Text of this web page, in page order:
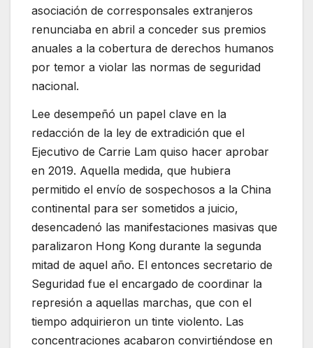
asociación de corresponsales extranjeros
renunciaba en abril a conceder sus premios
anuales a la cobertura de derechos humanos
por temor a violar las normas de seguridad
nacional.
Lee desempeñó un papel clave en la
redacción de la ley de extradición que el
Ejecutivo de Carrie Lam quiso hacer aprobar
en 2019. Aquella medida, que hubiera
permitido el envío de sospechosos a la China
continental para ser sometidos a juicio,
desencadenó las manifestaciones masivas que
paralizaron Hong Kong durante la segunda
mitad de aquel año. El entonces secretario de
Seguridad fue el encargado de coordinar la
represión a aquellas marchas, que con el
tiempo adquirieron un tinte violento. Las
concentraciones acabaron convirtiéndose en